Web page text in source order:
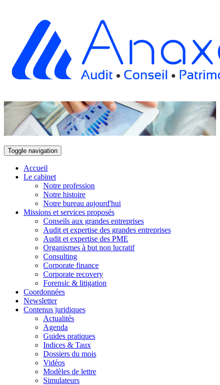
Toggle navigation
Accueil
Le cabinet
Notre profession
Notre histoire
Notre bureau aujourd'hui
Missions et services proposés
Conseils aux grandes entreprises
Audit et expertise des grandes entreprises
Audit et expertise des PME
Organismes à but non lucratif
Consulting
Corporate finance
Corporate recovery
Forensic & litigation
Coordonnées
Newsletter
Contenus juridiques
Actualités
Agenda
Guides pratiques
Indices & Taux
Dossiers du mois
Vidéos
Modèles de lettre
Simulateurs